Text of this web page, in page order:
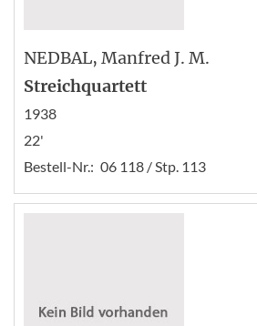
NEDBAL, Manfred J. M.
Streichquartett
1938
22'
Bestell-Nr.: 06 118 / Stp. 113